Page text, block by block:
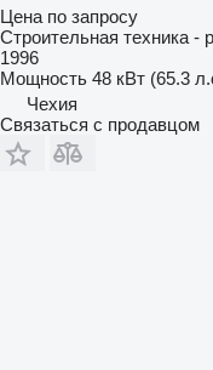
Цена по запросу
Строительная техника -
1996
Мощность 48 кВт (65.3
Чехия
Связаться с продавцом